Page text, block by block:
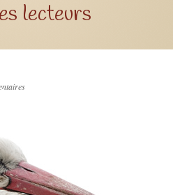
lecteurs